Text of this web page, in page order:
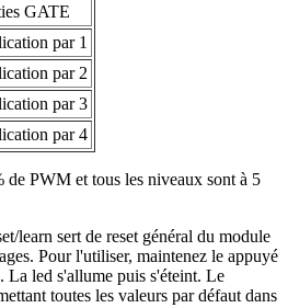
GATE
par 1
par 2
par 3
par 4
de PWM et tous les niveaux sont à 5
learn sert de reset général du module
Pour l'utiliser, maintenez le appuyé
La led s'allume puis s'éteint. Le
toutes les valeurs par défaut dans